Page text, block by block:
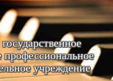
учреждение